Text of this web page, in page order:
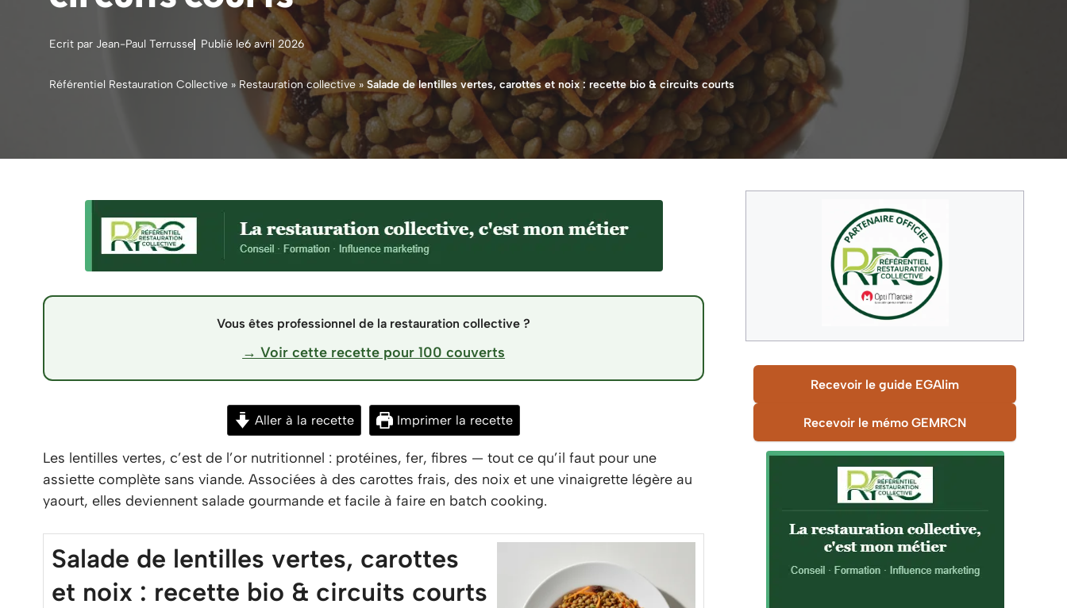
Ecrit par Jean-Paul Terrusse Publié le6 avril 2026
Référentiel Restauration Collective » Restauration collective » Salade de lentilles vertes, carottes et noix : recette bio & circuits courts
Vous êtes professionnel de la restauration collective ?
→ Voir cette recette pour 100 couverts
Aller à la recette Imprimer la recette
Les lentilles vertes, c’est de l’or nutritionnel : protéines, fer, fibres — tout ce qu’il faut pour une
assiette complète sans viande. Associées à des carottes frais, des noix et une vinaigrette légère au
yaourt, elles deviennent salade gourmande et facile à faire en batch cooking.
Salade de lentilles vertes, carottes
et noix : recette bio & circuits courts
Recevoir le guide EGAlim
Recevoir le mémo GEMRCN